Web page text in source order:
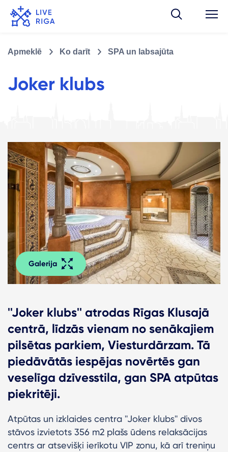
Apmeklē Ko darīt SPA un labsajūta
Joker klubs
Galerija
''Joker klubs'' atrodas Rīgas Klusajā
centrā, līdzās vienam no senākajiem
pilsētas parkiem, Viesturdārzam. Tā
piedāvātās iespējas novērtēs gan
veselīga dzīvesstila, gan SPA atpūtas
piekritēji.
Atpūtas un izklaides centra ''Joker klubs'' divos
stāvos izvietots 356 m2 plašs ūdens relaksācijas
centrs ar atsevišķi ierīkotu VIP zonu, kā arī treniņu